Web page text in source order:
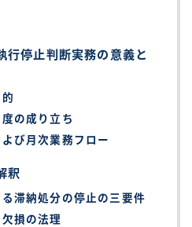
行停止判断実務の意義と
の成り立ち
び月次業務フロー
釈
滞納処分の停止の三要件
損の法理